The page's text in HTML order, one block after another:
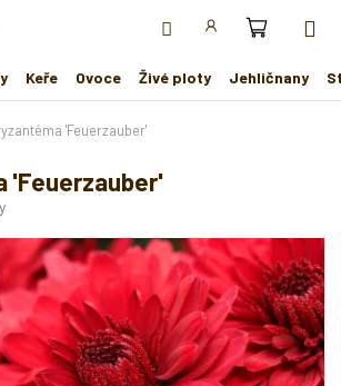
Keře Ovoce Živé ploty Jehličnany
'Feuerzauber'
'Feuerzauber'